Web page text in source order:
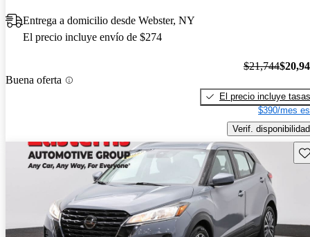
Entrega a domicilio desde Webster, NY
El precio incluye envío de $274
Buena oferta
$21,744
El precio incluye tasas
$390/mes
Verif. disponibilidad